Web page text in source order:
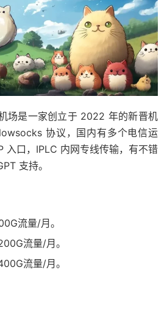
场是一家创立于 2022 年的新晋机
协议，国内有多个电信运
入口，IPLC 内网专线传输，有不错
支持。
流量/月。
流量/月。
流量/月。